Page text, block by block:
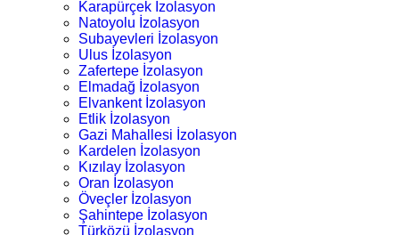
Karapürçek İzolasyon
Natoyolu İzolasyon
Subayevleri İzolasyon
Ulus İzolasyon
Zafertepe İzolasyon
Elmadağ İzolasyon
Elvankent İzolasyon
Etlik İzolasyon
Gazi Mahallesi İzolasyon
Kardelen İzolasyon
Kızılay İzolasyon
Oran İzolasyon
Öveçler İzolasyon
Şahintepe İzolasyon
Türközü İzolasyon